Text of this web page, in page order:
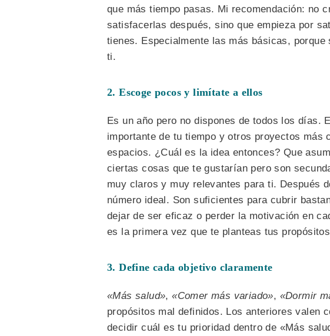
que más tiempo pasas. Mi recomendación: no
satisfacerlas después, sino que empieza por
tienes. Especialmente las más básicas,
ti.
2. Escoge pocos y limítate a ellos
Es un año pero no dispones de todos los días.
importante de tu tiempo y otros proyectos más
espacios. ¿Cuál es la idea entonces? Que
ciertas cosas que te gustarían pero son
muy claros y muy relevantes para ti. Después
número ideal. Son suficientes para cubrir
dejar de ser eficaz o perder la motivación en
es la primera vez que te planteas tus
3. Define cada objetivo claramente
«Más salud»,«Comer más variado», «Dormir
propósitos mal definidos. Los anteriores valen
decidir cuál es tu prioridad dentro de «Más